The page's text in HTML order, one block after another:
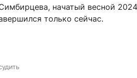
начатый весной
только сейчас.